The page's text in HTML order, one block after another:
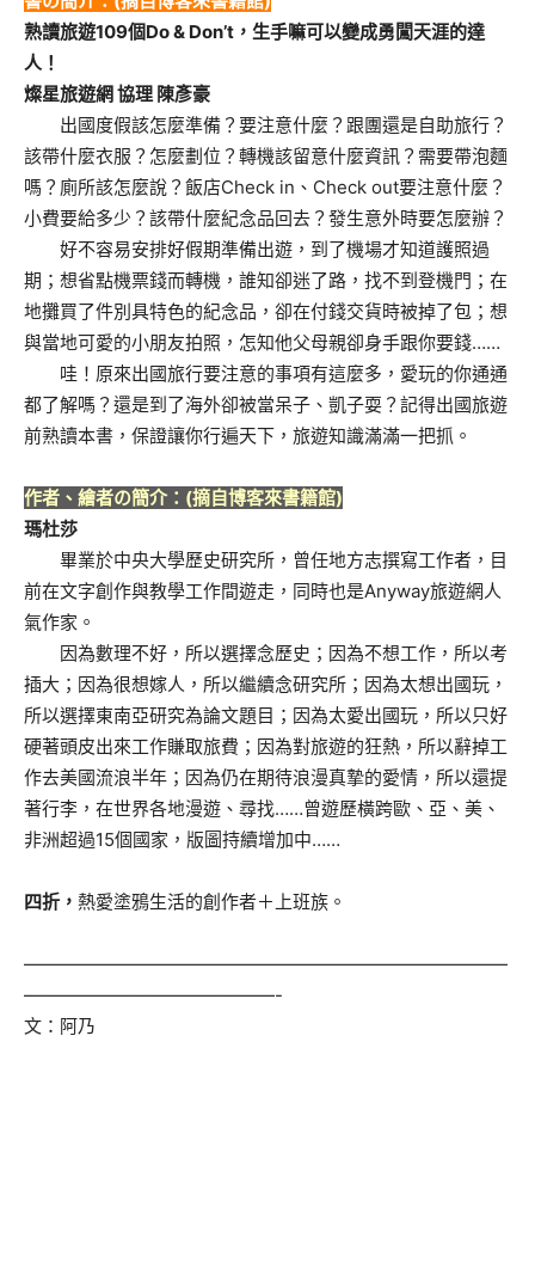
熟讀旅遊109個Do & Don’t，生手嘛可以變成勇闖天涯的達
人！
燦星旅遊網 協理 陳彥豪
出國度假該怎麼準備？要注意什麼？跟團還是自助旅行？
該帶什麼衣服？怎麼劃位？轉機該留意什麼資訊？需要帶泡麵
嗎？廁所該怎麼說？飯店Check in、Check out要注意什麼？
小費要給多少？該帶什麼紀念品回去？發生意外時要怎麼辦？
好不容易安排好假期準備出遊，到了機場才知道護照過
期；想省點機票錢而轉機，誰知卻迷了路，找不到登機門；在
地攤買了件別具特色的紀念品，卻在付錢交貨時被掉了包；想
與當地可愛的小朋友拍照，怎知他父母親卻身手跟你要錢……
哇！原來出國旅行要注意的事項有這麼多，愛玩的你通通
都了解嗎？還是到了海外卻被當呆子、凱子耍？記得出國旅遊
前熟讀本書，保證讓你行遍天下，旅遊知識滿滿一把抓。
作者、繪者の簡介：(摘自博客來書籍館)
瑪杜莎
畢業於中央大學歷史研究所，曾任地方志撰寫工作者，目
前在文字創作與教學工作間遊走，同時也是Anyway旅遊網人
氣作家。
因為數理不好，所以選擇念歷史；因為不想工作，所以考
插大；因為很想嫁人，所以繼續念研究所；因為太想出國玩，
所以選擇東南亞研究為論文題目；因為太愛出國玩，所以只好
硬著頭皮出來工作賺取旅費；因為對旅遊的狂熱，所以辭掉工
作去美國流浪半年；因為仍在期待浪漫真摯的愛情，所以還提
著行李，在世界各地漫遊、尋找……曾遊歷橫跨歐、亞、美、
非洲超過15個國家，版圖持續增加中……
四折， 熱愛塗鴉生活的創作者＋上班族。
———————————————————————————
——————————————-
文：阿乃